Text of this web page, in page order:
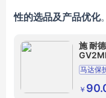
性的选品及产品优化。
施 耐
1C22C
马达保
￥